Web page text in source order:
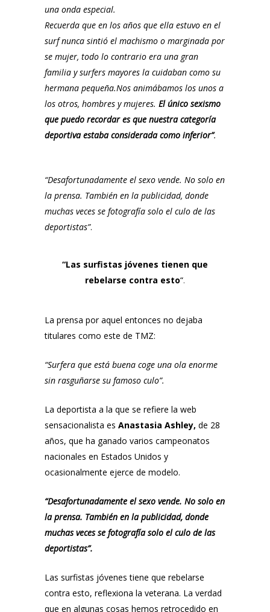
una onda especial.
Recuerda que en los años que ella estuvo en el
surf nunca sintió el machismo o marginada por
se mujer, todo lo contrario era una gran
familia y surfers mayores la cuidaban como su
hermana pequeña.Nos animábamos los unos a
los otros, hombres y mujeres. El único sexismo
que puedo recordar es que nuestra categoría
deportiva estaba considerada como inferior”.
“Desafortunadamente el sexo vende. No solo en
la prensa. También en la publicidad, donde
muchas veces se fotografía solo el culo de las
deportistas”.
“Las surfistas jóvenes tienen que
rebelarse contra esto“.
La prensa por aquel entonces no dejaba
titulares como este de TMZ:
“Surfera que está buena coge una ola enorme
sin rasguñarse su famoso culo”.
La deportista a la que se refiere la web
sensacionalista es Anastasia Ashley, de 28
años, que ha ganado varios campeonatos
nacionales en Estados Unidos y
ocasionalmente ejerce de modelo.
“Desafortunadamente el sexo vende. No solo en
la prensa. También en la publicidad, donde
muchas veces se fotografía solo el culo de las
deportistas”.
Las surfistas jóvenes tiene que rebelarse
contra esto, reflexiona la veterana. La verdad
que en algunas cosas hemos retrocedido en